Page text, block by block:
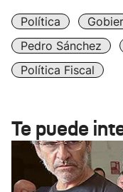
Política
Pedro Sánchez
Política Fiscal
Te puede